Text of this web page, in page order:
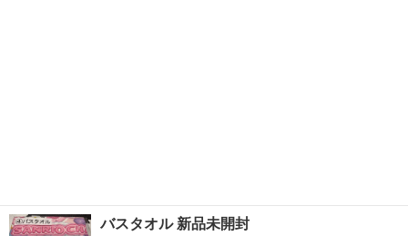
バスタオル 新品未開封